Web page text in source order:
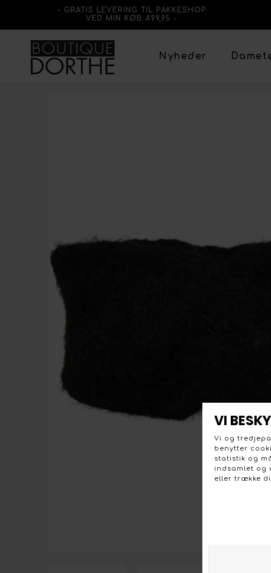
- GRATIS LEVERING TIL PAKKESHOP
VED MIN KØB 499,95 -
Nyheder